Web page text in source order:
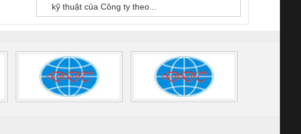
kỹ thuật của Công ty theo...